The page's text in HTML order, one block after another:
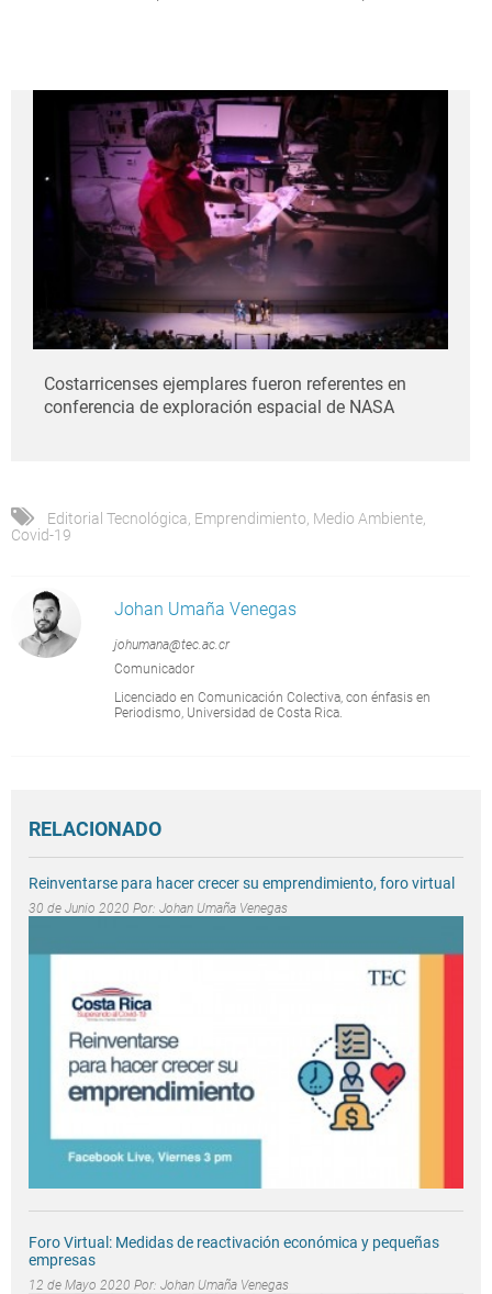
Costarricenses ejemplares fueron referentes en
conferencia de exploración espacial de NASA
Editorial Tecnológica Emprendimiento Medio Ambiente
Covid-19
Johan Umaña Venegas
johumana@tec.ac.cr
Comunicador
Licenciado en Comunicación Colectiva, con énfasis en
Periodismo, Universidad de Costa Rica.
RELACIONADO
Reinventarse para hacer crecer su emprendimiento, foro virtual
30 de Junio 2020 Por: Johan Umaña Venegas
Foro Virtual: Medidas de reactivación económica y pequeñas
empresas
12 de Mayo 2020 Por: Johan Umaña Venegas